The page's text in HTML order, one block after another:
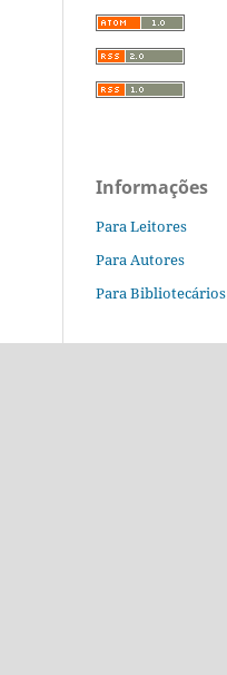
Informações
Para Leitores
Para Autores
Para Bibliotecários